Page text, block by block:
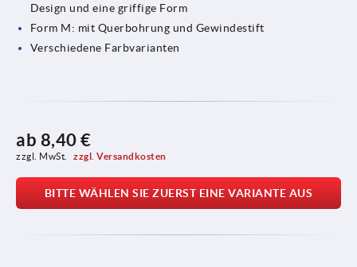
Design und eine griffige Form
Form M: mit Querbohrung und Gewindestift
Verschiedene Farbvarianten
ab 8,40 €
zzgl. MwSt. zzgl. Versandkosten
BITTE WÄHLEN SIE ZUERST EINE VARIANTE AUS